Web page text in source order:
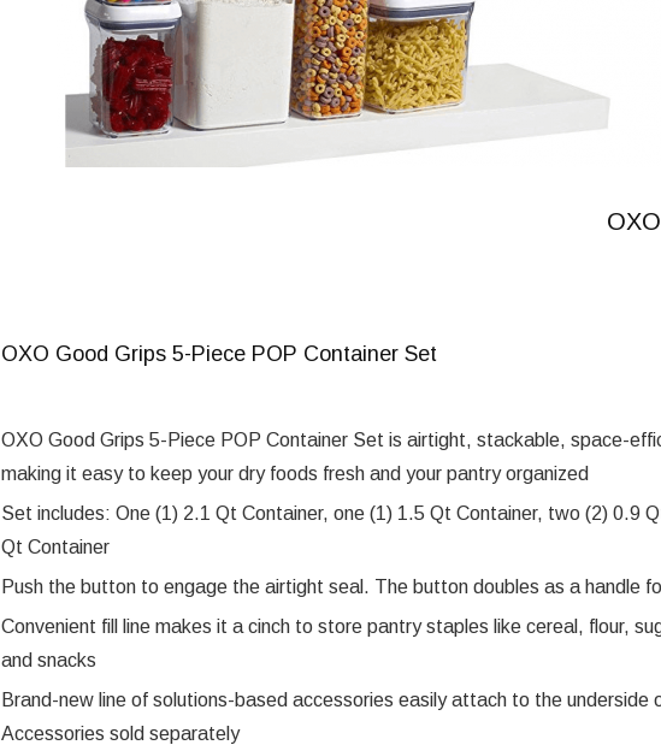
OXO Good Grips 5-Piece POP Container Set
OXO Good Grips 5-Piece POP Container Set is airtight, stackable, space-
making it easy to keep your dry foods fresh and your pantry organized
Set includes: One (1) 2.1 Qt Container, one (1) 1.5 Qt Container, two (2) 0.9
Qt Container
Push the button to engage the airtight seal. The button doubles as a handle
Convenient fill line makes it a cinch to store pantry staples like cereal, flour,
and snacks
Brand-new line of solutions-based accessories easily attach to the underside
Accessories sold separately